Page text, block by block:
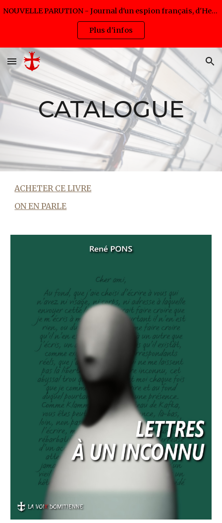
NOUVELLE PARUTION - Journal d'un espion français, d'Hervé Pijac - Disponible en livre et eBook (lancement 5,99€ jusqu'au 12/08/2026)
Plus d'infos
CATALOGUE
ACHETER CE LIVRE
ON EN PARLE